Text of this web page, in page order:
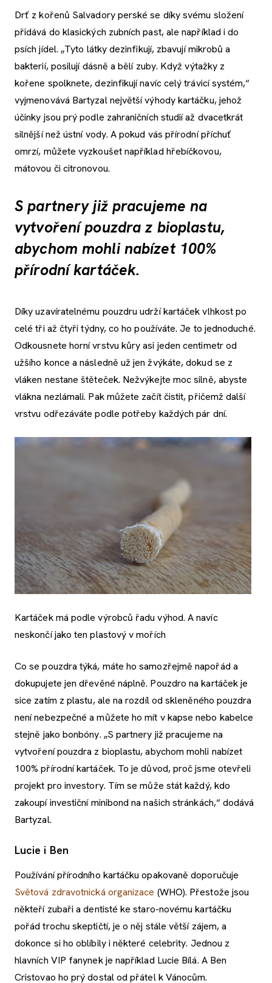
Drť z kořenů Salvadory perské se díky svému složení
přidává do klasických zubních past, ale například i do
psích jídel. „Tyto látky dezinfikují, zbavují mikrobů a
bakterií, posilují dásně a bělí zuby. Když výtažky z
kořene spolknete, dezinfikují navíc celý trávicí systém,“
vyjmenovává Bartyzal největší výhody kartáčku, jehož
účinky jsou prý podle zahraničních studií až dvacetkrát
silnější než ústní vody. A pokud vás přírodní příchuť
omrzí, můžete vyzkoušet například hřebíčkovou,
mátovou či citronovou.
S partnery již pracujeme na
vytvoření pouzdra z bioplastu,
abychom mohli nabízet 100%
přírodní kartáček.
Díky uzavíratelnému pouzdru udrží kartáček vlhkost po
celé tři až čtyři týdny, co ho používáte. Je to jednoduché.
Odkousnete horní vrstvu kůry asi jeden centimetr od
užšího konce a následně už jen žvýkáte, dokud se z
vláken nestane štěteček. Nežvýkejte moc silně, abyste
vlákna nezlámali. Pak můžete začít čistit, přičemž další
vrstvu odřezáváte podle potřeby každých pár dní.
Kartáček má podle výrobců řadu výhod. A navíc
neskončí jako ten plastový v mořích
Co se pouzdra týká, máte ho samozřejmě napořád a
dokupujete jen dřevěné náplně. Pouzdro na kartáček je
sice zatím z plastu, ale na rozdíl od skleněného pouzdra
není nebezpečné a můžete ho mít v kapse nebo kabelce
stejně jako bonbóny. „S partnery již pracujeme na
vytvoření pouzdra z bioplastu, abychom mohli nabízet
100% přírodní kartáček. To je důvod, proč jsme otevřeli
projekt pro investory. Tím se může stát každý, kdo
zakoupí investiční minibond na našich stránkách,“ dodává
Bartyzal.
Lucie i Ben
Používání přírodního kartáčku opakovaně doporučuje
Světová zdravotnická organizace (WHO). Přestože jsou
někteří zubaři a dentisté ke staro-novému kartáčku
pořád trochu skeptičtí, je o něj stále větší zájem, a
dokonce si ho oblíbily i některé celebrity. Jednou z
hlavních VIP fanynek je například Lucie Bílá. A Ben
Cristovao ho prý dostal od přátel k Vánocům.